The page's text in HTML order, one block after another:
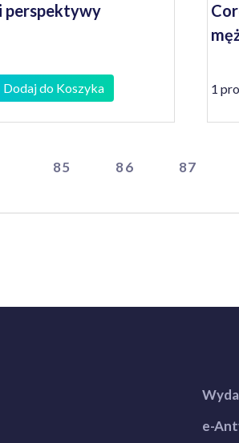
perspektywy
Dodaj do Koszyka 1
85 86 87
e-